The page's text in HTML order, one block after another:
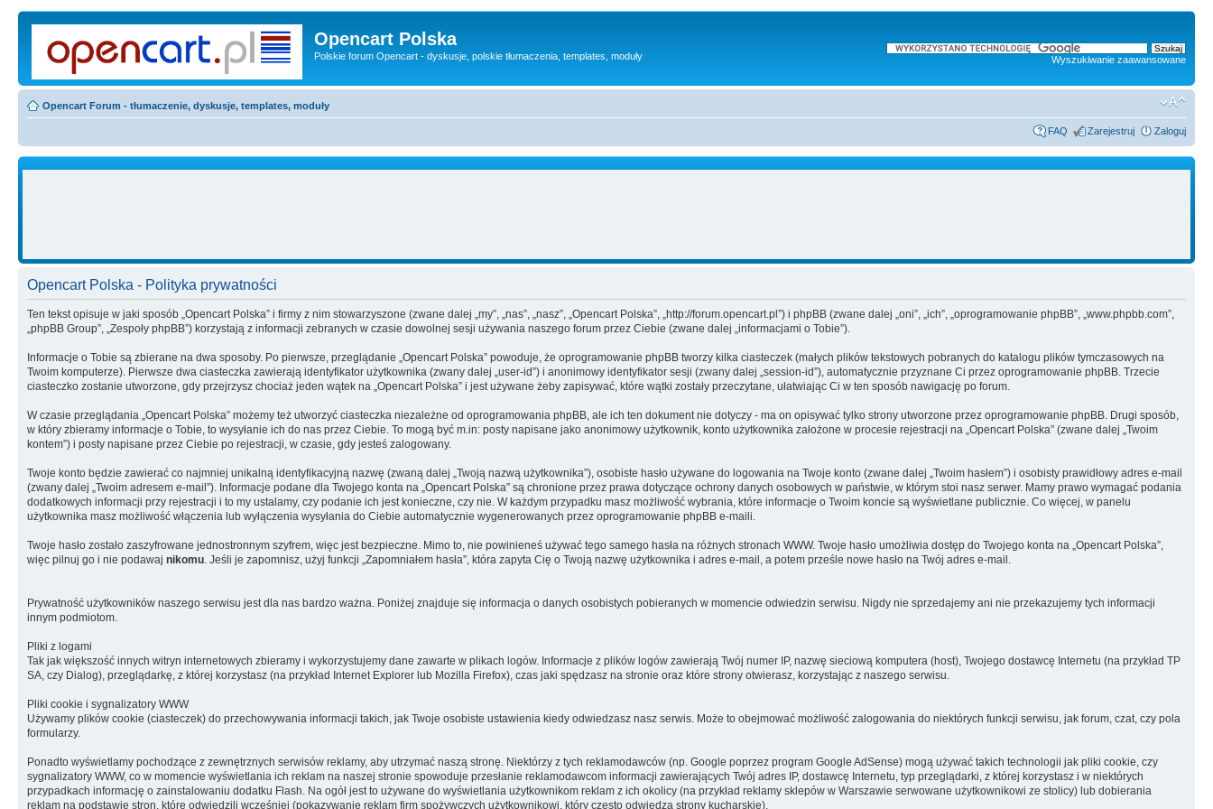
Opencart Polska
Polskie forum Opencart - dyskusje, polskie tłumaczenia, templates, moduły Wyszukiwanie zaawansowane
Opencart Forum - tłumaczenie, dyskusje, templates, moduły
FAQ Zarejestruj Zaloguj
Opencart Polska - Polityka prywatności
Ten tekst opisuje w jaki sposób „Opencart Polska” i firmy z nim stowarzyszone (zwane dalej „my”, „nas”, „nasz”, „Opencart Polska”, „http://forum.opencart.pl”) i phpBB (zwane dalej „oni”, „ich”, „oprogramowanie phpBB”, „www.phpbb.com”,
„phpBB Group”, „Zespoły phpBB”) korzystają z informacji zebranych w czasie dowolnej sesji używania naszego forum przez Ciebie (zwane dalej „informacjami o Tobie”).
Informacje o Tobie są zbierane na dwa sposoby. Po pierwsze, przeglądanie „Opencart Polska” powoduje, że oprogramowanie phpBB tworzy kilka ciasteczek (małych plików tekstowych pobranych do katalogu plików tymczasowych na
Twoim komputerze). Pierwsze dwa ciasteczka zawierają identyfikator użytkownika (zwany dalej „user-id”) i anonimowy identyfikator sesji (zwany dalej „session-id”), automatycznie przyznane Ci przez oprogramowanie phpBB. Trzecie
ciasteczko zostanie utworzone, gdy przejrzysz chociaż jeden wątek na „Opencart Polska” i jest używane żeby zapisywać, które wątki zostały przeczytane, ułatwiając Ci w ten sposób nawigację po forum.
W czasie przeglądania „Opencart Polska” możemy też utworzyć ciasteczka niezależne od oprogramowania phpBB, ale ich ten dokument nie dotyczy - ma on opisywać tylko strony utworzone przez oprogramowanie phpBB. Drugi sposób,
w który zbieramy informacje o Tobie, to wysyłanie ich do nas przez Ciebie. To mogą być m.in: posty napisane jako anonimowy użytkownik, konto użytkownika założone w procesie rejestracji na „Opencart Polska” (zwane dalej „Twoim
kontem”) i posty napisane przez Ciebie po rejestracji, w czasie, gdy jesteś zalogowany.
Twoje konto będzie zawierać co najmniej unikalną identyfikacyjną nazwę (zwaną dalej „Twoją nazwą użytkownika”), osobiste hasło używane do logowania na Twoje konto (zwane dalej „Twoim hasłem”) i osobisty prawidłowy adres e-mail
(zwany dalej „Twoim adresem e-mail”). Informacje podane dla Twojego konta na „Opencart Polska” są chronione przez prawa dotyczące ochrony danych osobowych w państwie, w którym stoi nasz serwer. Mamy prawo wymagać podania
dodatkowych informacji przy rejestracji i to my ustalamy, czy podanie ich jest konieczne, czy nie. W każdym przypadku masz możliwość wybrania, które informacje o Twoim koncie są wyświetlane publicznie. Co więcej, w panelu
użytkownika masz możliwość włączenia lub wyłączenia wysyłania do Ciebie automatycznie wygenerowanych przez oprogramowanie phpBB e-maili.
Twoje hasło zostało zaszyfrowane jednostronnym szyfrem, więc jest bezpieczne. Mimo to, nie powinieneś używać tego samego hasła na różnych stronach WWW. Twoje hasło umożliwia dostęp do Twojego konta na „Opencart Polska”,
więc pilnuj go i nie podawaj nikomu. Jeśli je zapomnisz, użyj funkcji „Zapomniałem hasła”, która zapyta Cię o Twoją nazwę użytkownika i adres e-mail, a potem prześle nowe hasło na Twój adres e-mail.
Prywatność użytkowników naszego serwisu jest dla nas bardzo ważna. Poniżej znajduje się informacja o danych osobistych pobieranych w momencie odwiedzin serwisu. Nigdy nie sprzedajemy ani nie przekazujemy tych informacji
innym podmiotom.
Pliki z logami
Tak jak większość innych witryn internetowych zbieramy i wykorzystujemy dane zawarte w plikach logów. Informacje z plików logów zawierają Twój numer IP, nazwę sieciową komputera (host), Twojego dostawcę Internetu (na przykład TP
SA, czy Dialog), przeglądarkę, z której korzystasz (na przykład Internet Explorer lub Mozilla Firefox), czas jaki spędzasz na stronie oraz które strony otwierasz, korzystając z naszego serwisu.
Pliki cookie i sygnalizatory WWW
Używamy plików cookie (ciasteczek) do przechowywania informacji takich, jak Twoje osobiste ustawienia kiedy odwiedzasz nasz serwis. Może to obejmować możliwość zalogowania do niektórych funkcji serwisu, jak forum, czat, czy pola
formularzy.
Ponadto wyświetlamy pochodzące z zewnętrznych serwisów reklamy, aby utrzymać naszą stronę. Niektórzy z tych reklamodawców (np. Google poprzez program Google AdSense) mogą używać takich technologii jak pliki cookie, czy
sygnalizatory WWW, co w momencie wyświetlania ich reklam na naszej stronie spowoduje przesłanie reklamodawcom informacji zawierających Twój adres IP, dostawcę Internetu, typ przeglądarki, z której korzystasz i w niektórych
przypadkach informację o zainstalowaniu dodatku Flash. Na ogół jest to używane do wyświetlania użytkownikom reklam z ich okolicy (na przykład reklamy sklepów w Warszawie serwowane użytkownikowi ze stolicy) lub dobierania
reklam na podstawie stron, które odwiedzili wcześniej (pokazywanie reklam firm spożywczych użytkownikowi, który często odwiedza strony kucharskie).